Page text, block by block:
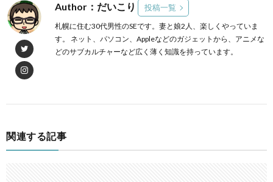
Author：だいこり 投稿一覧
札幌に住む30代男性のSEです。妻と娘2人、楽しくやっていま
す。 ネット、パソコン、Appleなどのガジェットから、アニメな
どのサブカルチャーなど広く薄く知識を持っています。
関連する記事